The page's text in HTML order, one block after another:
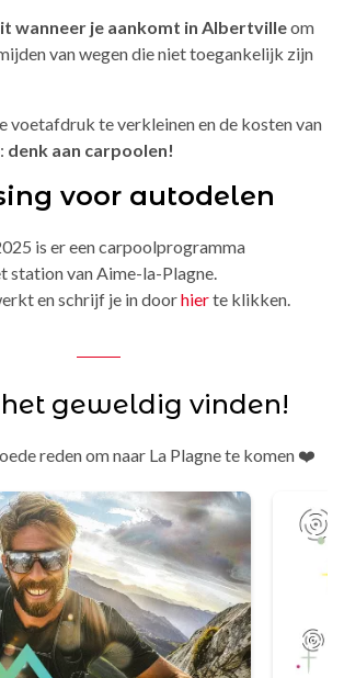
wanneer je aankomt in Albertvilleom
van wegen die niet toegankelijk zijn
voetafdruk te verkleinen en de kosten van
denk aan carpoolen!
voor autodelen
is er een carpoolprogramma
station van Aime-la-Plagne.
en schrijf je in doorhierte klikken.
geweldig vinden!
reden om naar La Plagne te komen ❤️